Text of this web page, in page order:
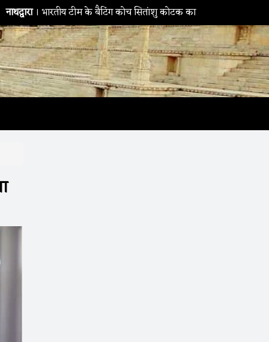
टीम के बैटिंग कोच सितांशु कोटक का MPMSC दौरा, युवा क्रिकेटरों को